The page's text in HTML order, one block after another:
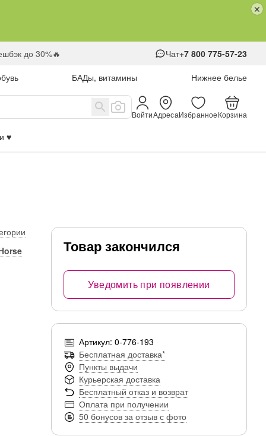
до 30%🔥 Чат+7 800 775-57-23
БАДы, витамины Нижнее белье
ВойтиАдресаИзбранноеКорзина
♥️
Товар закончился
Уведомить при появлении
Артикул: 0-776-193
Бесплатная доставка*
Пункты выдачи
Курьерская доставка
Бесплатный отказ и возврат
Оплата при получении
50 бонусов за отзыв с фото